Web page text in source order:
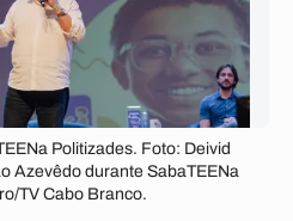
Politizades. Foto: Deivid
Azevêdo durante SabaTEENa
TV Cabo Branco.